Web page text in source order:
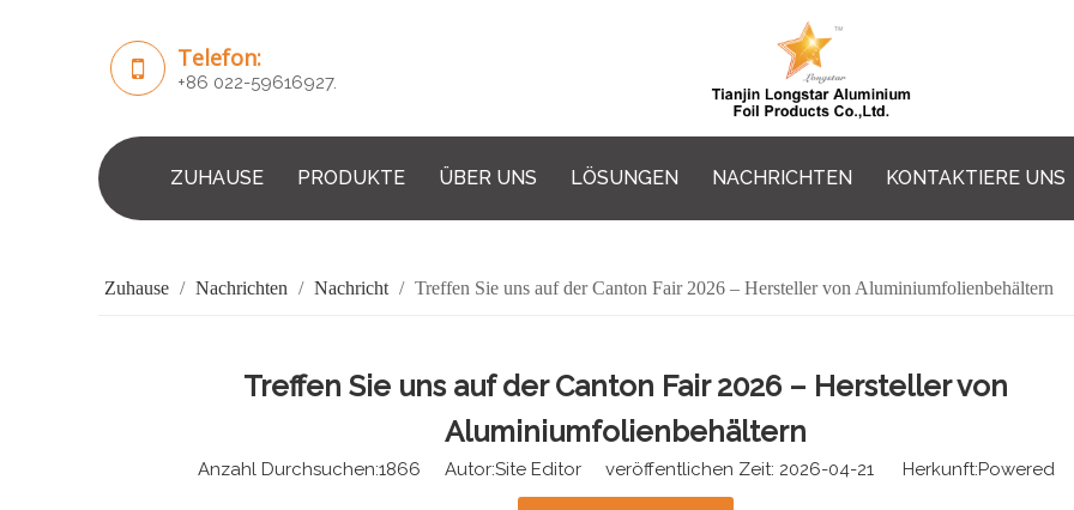
Telefon:
+86 022-59616927.
ZUHAUSE PRODUKTE ÜBER UNS LÖSUNGEN NACHRICHTEN KONTAKTIERE UNS
Zuhause / Nachrichten / Nachricht / Treffen Sie uns auf der Canton Fair 2026 – Hersteller von Aluminiumfolienbehältern
Treffen Sie uns auf der Canton Fair 2026 – Hersteller von
Aluminiumfolienbehältern
Anzahl Durchsuchen:1866 Autor:Site Editor veröffentlichen Zeit: 2026-04-21 Herkunft:Powered